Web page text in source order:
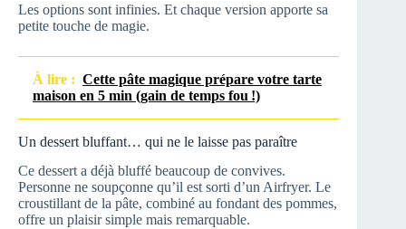
Les options sont infinies. Et chaque version apporte sa
petite touche de magie.
À lire : Cette pâte magique prépare votre tarte
maison en 5 min (gain de temps fou !)
Un dessert bluffant… qui ne le laisse pas paraître
Ce dessert a déjà bluffé beaucoup de convives.
Personne ne soupçonne qu’il est sorti d’un Airfryer. Le
croustillant de la pâte, combiné au fondant des pommes,
offre un plaisir simple mais remarquable.